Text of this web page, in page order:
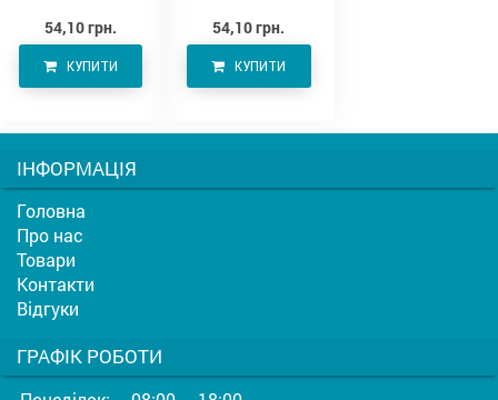
54,10 грн.
КУПИТИ
54,10 грн.
КУПИТИ
ІНФОРМАЦІЯ
Головна
Про нас
Товари
Контакти
Відгуки
ГРАФІК РОБОТИ